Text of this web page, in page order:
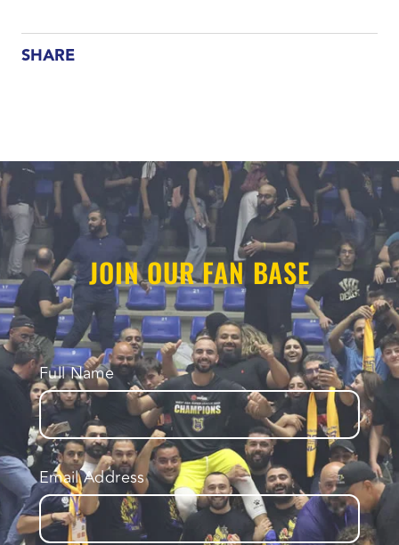
SHARE
JOIN OUR FAN BASE
Full Name
Email Address